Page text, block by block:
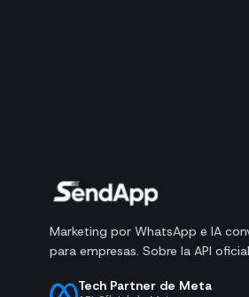
Marketing por WhatsApp e IA
para empresas. Sobre la API
Tech Partner de Meta